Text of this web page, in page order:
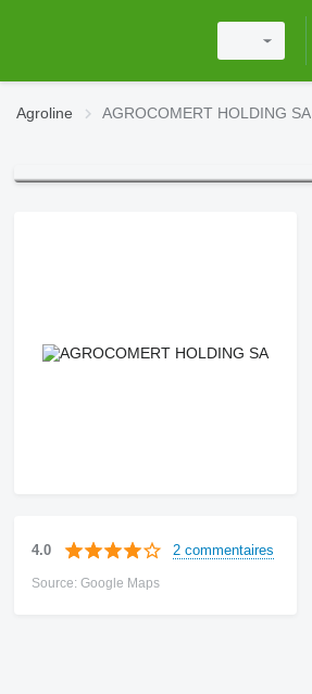
Agroline AGROCOMERT HOLDING SA
4.0 2 commentaires
Source: Google Maps